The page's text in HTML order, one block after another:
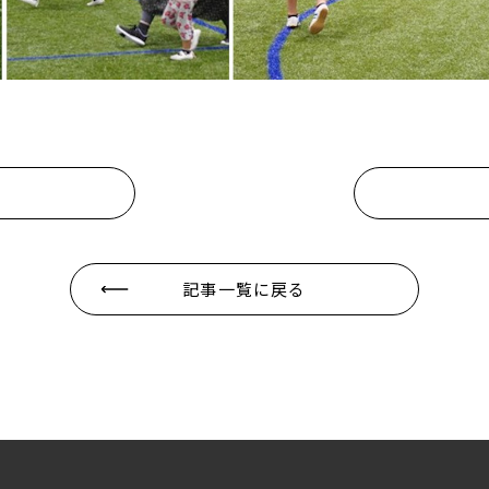
記事一覧に戻る